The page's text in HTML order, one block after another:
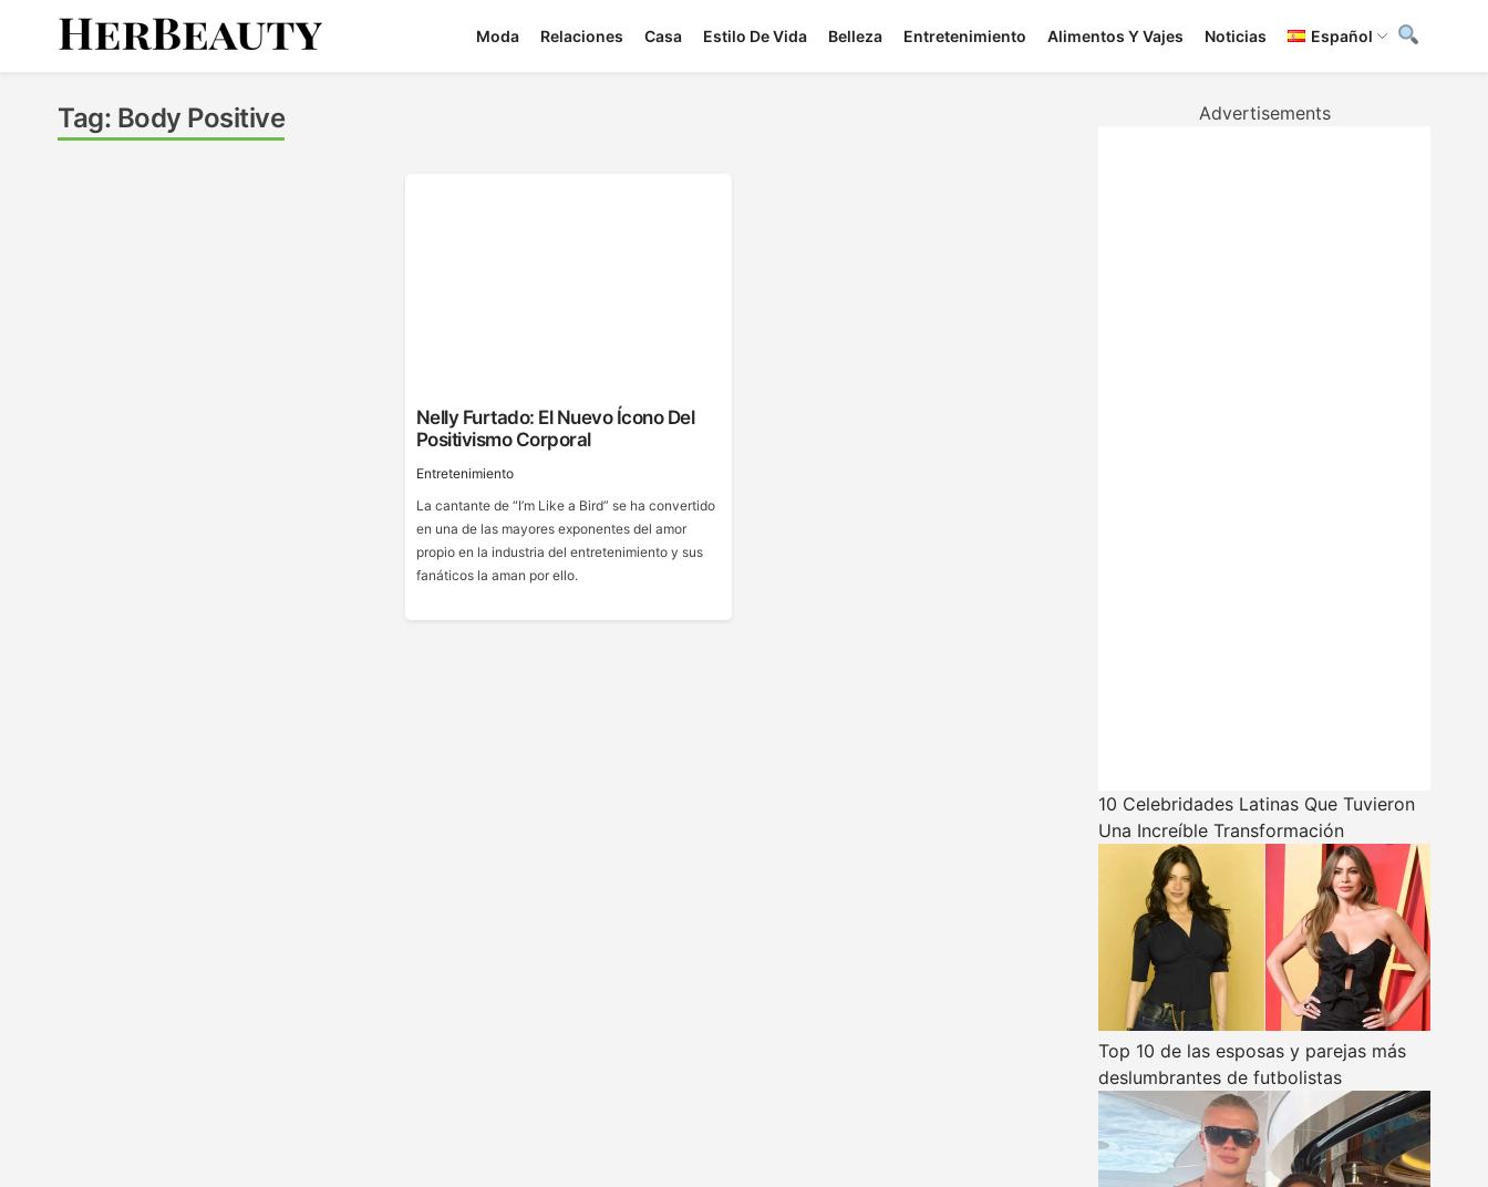
Moda Relaciones Casa Estilo De Vida Belleza Entretenimiento Alimentos Y Vajes Noticias Español
Tag: Body Positive
Nelly Furtado: El Nuevo Ícono Del
Positivismo Corporal
Entretenimiento
La cantante de “I’m Like a Bird” se ha convertido
en una de las mayores exponentes del amor
propio en la industria del entretenimiento y sus
fanáticos la aman por ello.
Advertisements
10 Celebridades Latinas Que Tuvieron
Una Increíble Transformación
Top 10 de las esposas y parejas más
deslumbrantes de futbolistas